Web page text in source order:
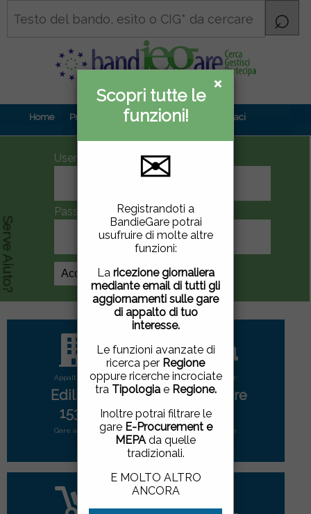
×
Informativa
privacy
Questo sito utilizza
cookie di terze parti per
migliorare la tua
esperienza di utilizzo. Se
vuoi saperne di più
qui .
Chiudendo questa
finestra, scorrendo questa
pagina, cliccando su un
link o proseguendo la
navigazione in altra
maniera, acconsenti
all'uso dei cookie.
ACCETTO |NON
ACCETTO
×
Scopri tutte le
funzioni!
✉
Registrandoti a
BandieGare potrai
usufruire di molte altre
funzioni:
La ricezione giornaliera
mediante email di tutti gli
aggiornamenti sulle gare
di appalto di tuo
interesse.
Le funzioni avanzate di
ricerca per Regione
oppure ricerche incrociate
tra Tipologiae Regione.
Inoltre potrai filtrare le
gare E-Procurement e
MEPAda quelle
tradizionali.
E MOLTO ALTRO
ANCORA
Home Prova gratuita Contenuti Contattaci
UserID
Password
Crea Account
Serve Aiuto?
Appalti per:
Edilizia
1533
Gare attive
Appalti per:
Forniture
2891
Gare attive